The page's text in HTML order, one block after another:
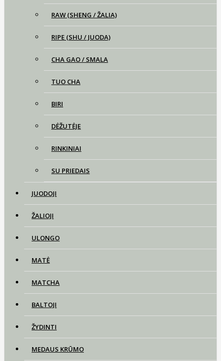
RAW (SHENG / ŽALIA)
RIPE (SHU / JUODA)
CHA GAO / SMALA
TUO CHA
BIRI
DĖŽUTĖJE
RINKINIAI
SU PRIEDAIS
JUODOJI
ŽALIOJI
ULONGO
MATĖ
MATCHA
BALTOJI
ŽYDINTI
MEDAUS KRŪMO